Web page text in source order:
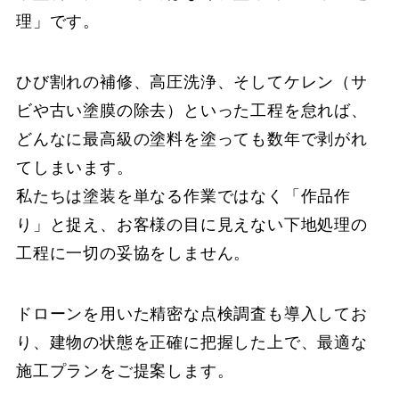
理」です。
ひび割れの補修、高圧洗浄、そしてケレン（サ
ビや古い塗膜の除去）といった工程を怠れば、
どんなに最高級の塗料を塗っても数年で剥がれ
てしまいます。
私たちは塗装を単なる作業ではなく「作品作
り」と捉え、お客様の目に見えない下地処理の
工程に一切の妥協をしません。
ドローンを用いた精密な点検調査も導入してお
り、建物の状態を正確に把握した上で、最適な
施工プランをご提案します。